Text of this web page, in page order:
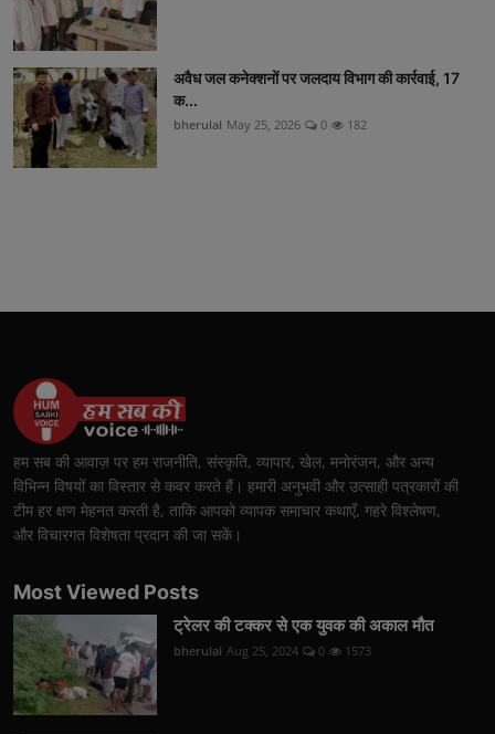
अवैध जल कनेक्शनों पर जलदाय विभाग की कार्रवाई, 17
क...
bherulal May 25, 2026 0 182
हम सब की आवाज़ पर हम राजनीति, संस्कृति, व्यापार, खेल, मनोरंजन, और अन्य
विभिन्न विषयों का विस्तार से कवर करते हैं। हमारी अनुभवी और उत्साही पत्रकारों की
टीम हर क्षण मेहनत करती है, ताकि आपको व्यापक समाचार कथाएँ, गहरे विश्लेषण,
और विचारगत विशेषता प्रदान की जा सकें।
Most Viewed Posts
ट्रेलर की टक्कर से एक युवक की अकाल मौत
bherulal Aug 25, 2024 0 1573